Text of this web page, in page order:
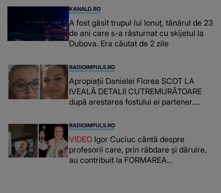
mea...”
KANALD.RO
A fost găsit trupul lui Ionuț, tânărul de 23
de ani care s-a răsturnat cu skijetul la
Dubova. Era căutat de 2 zile
RADIOIMPULS.RO
Apropiații Danielei Florea SCOT LA
IVEALĂ DETALII CUTREMURĂTOARE
după arestarea fostului ei partener.
românca ucisă în Italia și ascunsă în
lada unui pat: " Îmi pare rău că nu am
reușit să fac mai mult pentru ea și..."
RADIOIMPULS.RO
VIDEO Igor Cuciuc cântă despre
profesorii care, prin răbdare și dăruire,
au contribuit la FORMAREA